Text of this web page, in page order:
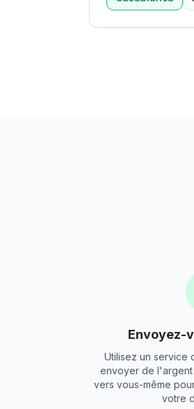
Envoyez-
Utilisez un service
envoyer de
vers vous-même
votre